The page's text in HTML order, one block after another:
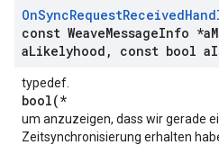
OnSyncRequestReceived
const WeaveMessageInfo *a
aLikelyhood , const bool a
typedef.
bool(*
um anzuzeigen, dass wir gerade
Zeitsynchronisierung erhalten